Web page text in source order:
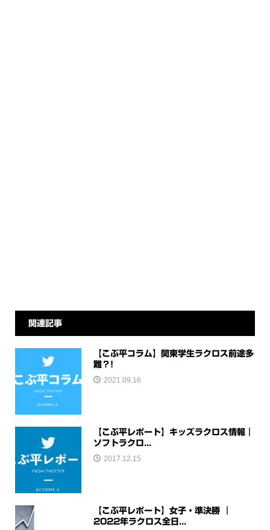
関連記事
【こぶ平コラム】関東学生ラクロス前途多
難？!
2021.09.16
【こぶ平レポート】キッズラクロス情報｜
ソフトラクロ...
2017.12.15
【こぶ平レポート】女子・準決勝 ｜
2022年ラクロス全日...